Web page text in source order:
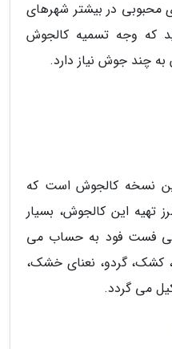
محبوبی در بیشتر شهرهای
که وجه تسمیه کالجوش
چند جوش نیاز دارد.
نسخه کالجوش است که
این کالجوش، بسیار
فست فود به حساب می
کشک، گردو، نعنای خشک،
می گردد.